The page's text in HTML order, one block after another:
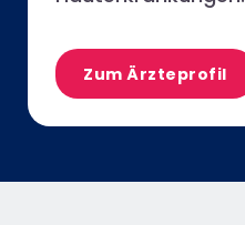
Zum Ärzteprofil